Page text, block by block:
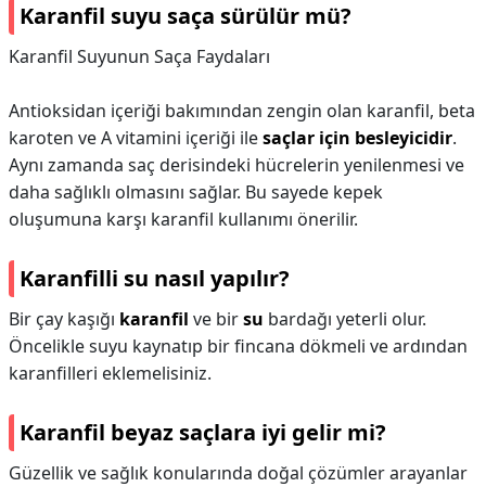
Karanfil suyu saça sürülür mü?
Karanfil Suyunun Saça Faydaları
Antioksidan içeriği bakımından zengin olan karanfil, beta
karoten ve A vitamini içeriği ilesaçlar için besleyicidir.
Aynı zamanda saç derisindeki hücrelerin yenilenmesi ve
daha sağlıklı olmasını sağlar. Bu sayede kepek
oluşumuna karşı karanfil kullanımı önerilir.
Karanfilli su nasıl yapılır?
Bir çay kaşığı karanfil ve birsu bardağı yeterli olur.
Öncelikle suyu kaynatıp bir fincana dökmeli ve ardından
karanfilleri eklemelisiniz.
Karanfil beyaz saçlara iyi gelir mi?
Güzellik ve sağlık konularında doğal çözümler arayanlar